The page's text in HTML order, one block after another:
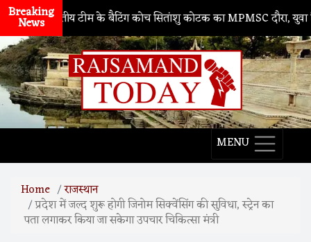
Breaking
Newsटीम के बैटिंग कोच सितांशु कोटक का MPMSC दौरा, युवा क्रिकेटरों
MENU
Home राजस्थान
प्रदेश में जल्द शुरू होगी जिनोम सिक्वेंसिंग की सुविधा, स्ट्रेन का
पता लगाकर किया जा सकेगा उपचार चिकित्सा मंत्री